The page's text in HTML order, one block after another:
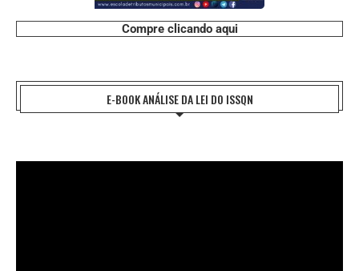
Compre clicando aqui
E-BOOK ANÁLISE DA LEI DO ISSQN